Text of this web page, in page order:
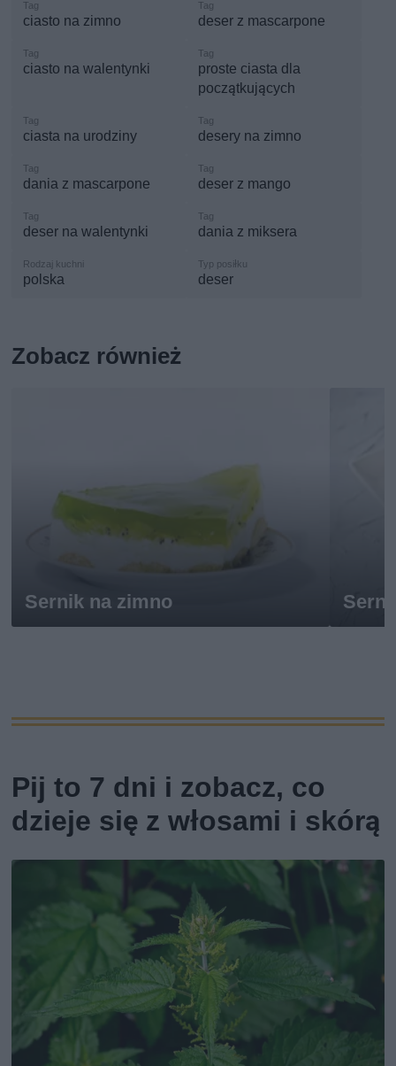
ciasto na zimno deser z mascarpone
ciasto na walentynki
proste ciasta dla
początkujących
ciasta na urodziny desery na zimno
dania z mascarpone deser z mango
deser na walentynki dania z miksera
polska deser
Zobacz również
Sernik na zimno
Pij to 7 dni i zobacz, co
dzieje się z włosami i skórą